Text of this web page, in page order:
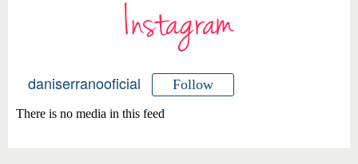
Instagram
daniserranooficial Follow
There is no media in this feed